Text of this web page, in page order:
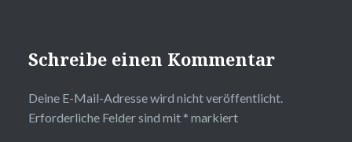
Schreibe einen Kommentar
Deine E-Mail-Adresse wird nicht veröffentlicht.
Erforderliche Felder sind mit * markiert